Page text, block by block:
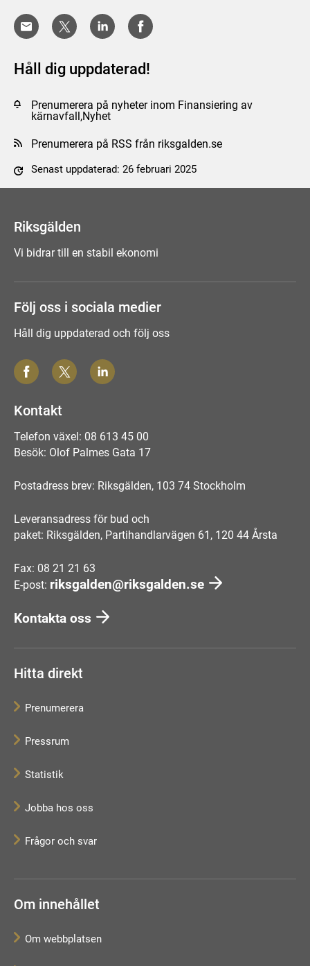
Håll dig uppdaterad!
Prenumerera på nyheter inom Finansiering av
kärnavfall,Nyhet
Prenumerera på RSS från riksgalden.se
Senast uppdaterad: 26 februari 2025
Riksgälden
Vi bidrar till en stabil ekonomi
Följ oss i sociala medier
Håll dig uppdaterad och följ oss
Kontakt
Telefon växel: 08 613 45 00
Besök: Olof Palmes Gata 17
Postadress brev: Riksgälden, 103 74 Stockholm
Leveransadress för bud och
paket: Riksgälden, Partihandlarvägen 61, 120 44 Årsta
Fax: 08 21 21 63
E-post: riksgalden@riksgalden.se
Kontakta oss
Hitta direkt
Prenumerera
Pressrum
Statistik
Jobba hos oss
Frågor och svar
Om innehållet
Om webbplatsen